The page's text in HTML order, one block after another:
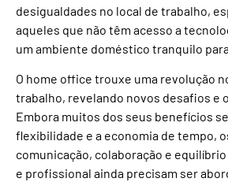
desigualdades no local de trabalho,
aqueles que não têm acesso a
um ambiente doméstico tranquilo
O home office trouxe uma revolução
trabalho, revelando novos desafios e
Embora muitos dos seus benefícios
flexibilidade e a economia de tempo,
comunicação, colaboração e
e profissional ainda precisam ser